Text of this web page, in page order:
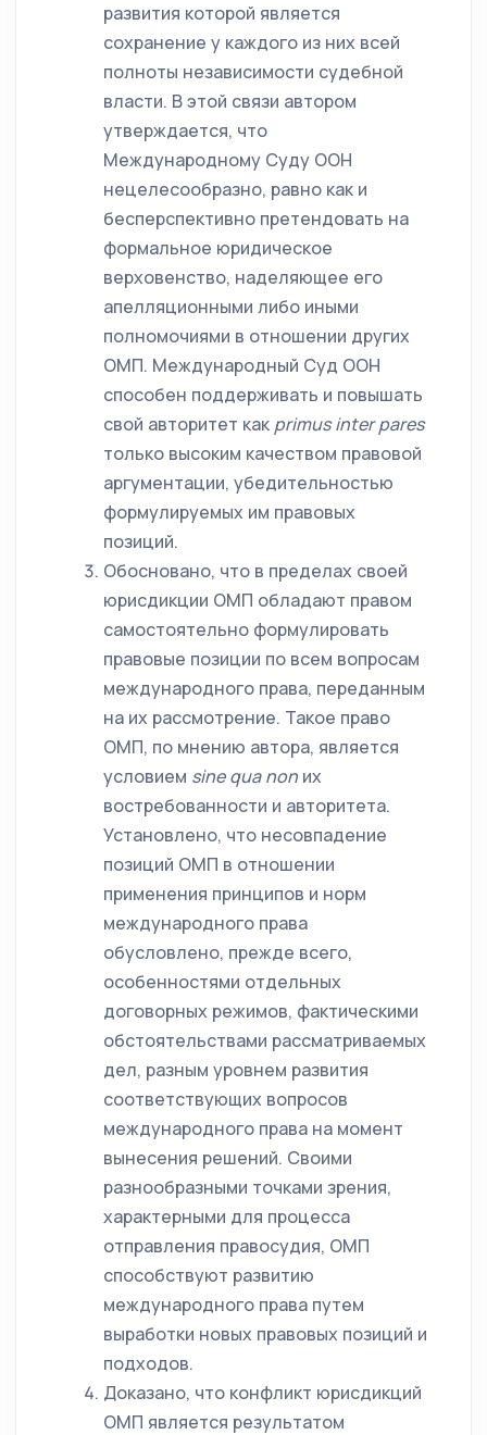
развития которой является
сохранение у каждого из них всей
полноты независимости судебной
власти. В этой связи автором
утверждается, что
Международному Суду ООН
нецелесообразно, равно как и
бесперспективно претендовать на
формальное юридическое
верховенство, наделяющее его
апелляционными либо иными
полномочиями в отношении других
ОМП. Международный Суд ООН
способен поддерживать и повышать
свой авторитет как primus inter pares
только высоким качеством правовой
аргументации, убедительностью
формулируемых им правовых
позиций.
Обосновано, что в пределах своей
юрисдикции ОМП обладают правом
самостоятельно формулировать
правовые позиции по всем вопросам
международного права, переданным
на их рассмотрение. Такое право
ОМП, по мнению автора, является
условием sine qua non их
востребованности и авторитета.
Установлено, что несовпадение
позиций ОМП в отношении
применения принципов и норм
международного права
обусловлено, прежде всего,
особенностями отдельных
договорных режимов, фактическими
обстоятельствами рассматриваемых
дел, разным уровнем развития
соответствующих вопросов
международного права на момент
вынесения решений. Своими
разнообразными точками зрения,
характерными для процесса
отправления правосудия, ОМП
способствуют развитию
международного права путем
выработки новых правовых позиций и
подходов.
Доказано, что конфликт юрисдикций
ОМП является результатом